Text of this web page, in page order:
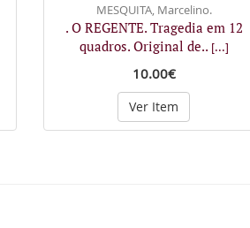
MESQUITA, Marcelino.
. O REGENTE. Tragedia em 12
quadros. Original de.. [...]
10.00€
Ver Item